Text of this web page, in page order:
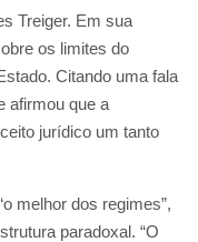
Treiger. Em sua
os limites do
Citando uma fala
afirmou que a
jurídico um tanto
melhor dos regimes”,
paradoxal. “O